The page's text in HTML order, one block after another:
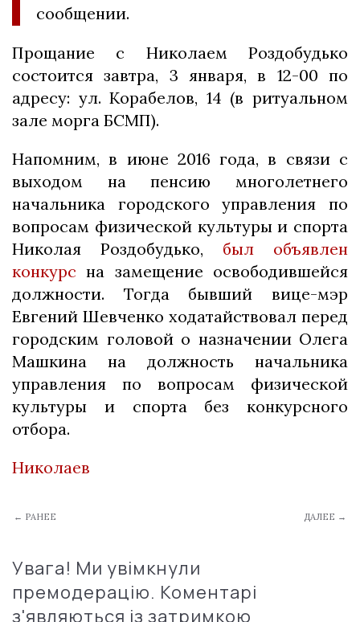
сообщении.
Прощание с Николаем Роздобудько
состоится завтра, 3 января, в 12-00 по
адресу: ул. Корабелов, 14 (в ритуальном
зале морга БСМП).
Напомним, в июне 2016 года, в связи с
выходом на пенсию многолетнего
начальника городского управления по
вопросам физической культуры и спорта
Николая Роздобудько, был объявлен
конкурс на замещение освободившейся
должности. Тогда бывший вице-мэр
Евгений Шевченко ходатайствовал перед
городским головой о назначении Олега
Машкина на должность начальника
управления по вопросам физической
культуры и спорта без конкурсного
отбора.
Николаев
← РАНЕЕ ДАЛЕЕ →
Увага! Ми увімкнули
премодерацію. Коментарі
з'являються із затримкою